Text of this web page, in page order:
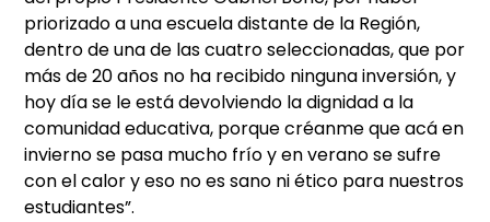
priorizado a una escuela distante de la Región,
dentro de una de las cuatro seleccionadas, que por
más de 20 años no ha recibido ninguna inversión, y
hoy día se le está devolviendo la dignidad a la
comunidad educativa, porque créanme que acá en
invierno se pasa mucho frío y en verano se sufre
con el calor y eso no es sano ni ético para nuestros
estudiantes”.